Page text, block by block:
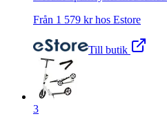
Från 1 579 kr hos Estore
Till butik
3